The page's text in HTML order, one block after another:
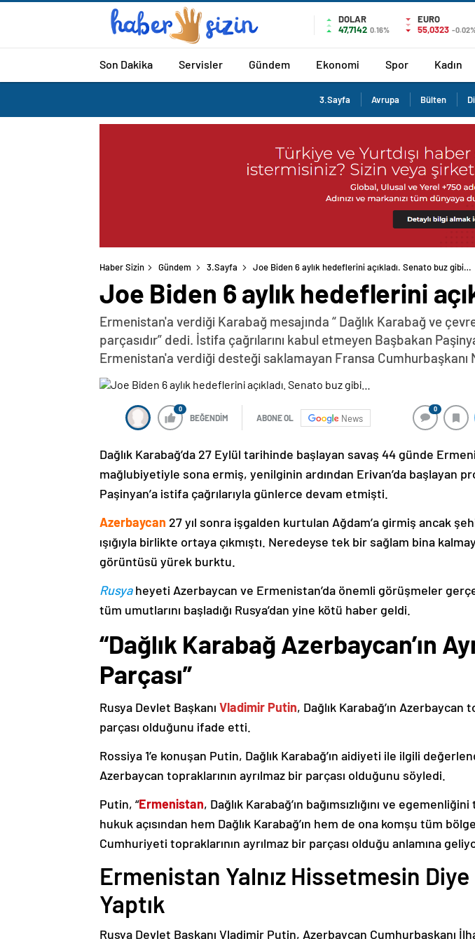
DOLAR
47,7142 0.16%
EURO
55,0323 -
Son Dakika Servisler Gündem Ekonomi Spor Kadın
3.Sayfa Avrupa Bülten
Haber Sizin Gündem 3.Sayfa Joe Biden 6 aylık hedeflerini açıkladı. Senato buz gibi…
Joe Biden 6 aylık hedeflerini
Ermenistan'a verdiği Karabağ mesajında “ Dağlık Karabağ ve
parçasıdır” dedi. İstifa çağrılarını kabul etmeyen Başbakan
Ermenistan'a verdiği desteği saklamayan Fransa
0
BEĞENDİM ABONE OL News
0
Dağlık Karabağ’da 27 Eylül tarihinde başlayan savaş 44 günde
mağlubiyetiyle sona ermiş, yenilginin ardından Erivan’da başlayan
Paşinyan’a istifa çağrılarıyla günlerce devam etmişti.
Azerbaycan 27 yıl sonra işgalden kurtulan Ağdam’a girmiş ancak
ışığıyla birlikte ortaya çıkmıştı. Neredeyse tek bir sağlam bina
görüntüsü yürek burktu.
Rusyaheyeti Azerbaycan ve Ermenistan’da önemli görüşmeler
tüm umutlarını başladığı Rusya’dan yine kötü haber geldi.
“Dağlık Karabağ Azerbaycan’ın
Parçası”
Rusya Devlet Başkanı Vladimir Putin, Dağlık Karabağ’ın Azerbaycan
parçası olduğunu ifade etti.
Rossiya 1’e konuşan Putin, Dağlık Karabağ’ın aidiyeti ile ilgili
Azerbaycan topraklarının ayrılmaz bir parçası olduğunu söyledi.
Putin, “Ermenistan, Dağlık Karabağ’ın bağımsızlığını ve
hukuk açısından hem Dağlık Karabağ’ın hem de ona komşu tüm
Cumhuriyeti topraklarının ayrılmaz bir parçası olduğu anlamına
Ermenistan Yalnız Hissetmesin
Yaptık
Rusya Devlet Başkanı Vladimir Putin, Azerbaycan Cumhurbaşkanı